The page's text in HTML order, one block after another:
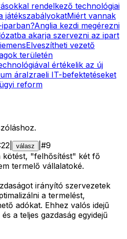
rendelkező technológiai
játékszabályokatMiért vannak
Anglia kezdi megérezni
akarja szervezni az ipart
Elveszítheti vezető
területén
értékelik az új
áraIzraeli IT-befektetéseket
reform
válasz #9
kötést, "felhősítést" két fő
termelő vállalatoké.
irányító szervezetek
a termelést,
adókat. Ehhez valós idejű
a teljes gazdaság egyidejű